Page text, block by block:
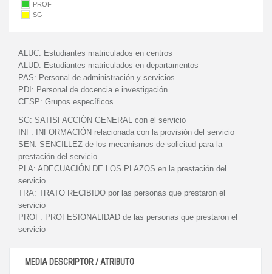
PROF
SG
ALUC: Estudiantes matriculados en centros
ALUD: Estudiantes matriculados en departamentos
PAS: Personal de administración y servicios
PDI: Personal de docencia e investigación
CESP: Grupos específicos
SG: SATISFACCIÓN GENERAL con el servicio
INF:
INFORMACIÓN relacionada con la provisión del servicio
SEN: SENCILLEZ de los mecanismos de solicitud para la
prestación del servicio
PLA: ADECUACIÓN DE LOS PLAZOS en la prestación del
servicio
TRA: TRATO RECIBIDO por las personas que prestaron el
servicio
PROF: PROFESIONALIDAD de las personas que prestaron el
servicio
MEDIA DESCRIPTOR / ATRIBUTO